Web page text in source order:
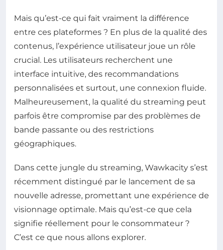
Mais qu’est-ce qui fait vraiment la différence
entre ces plateformes ? En plus de la qualité des
contenus, l’expérience utilisateur joue un rôle
crucial. Les utilisateurs recherchent une
interface intuitive, des recommandations
personnalisées et surtout, une connexion fluide.
Malheureusement, la qualité du streaming peut
parfois être compromise par des problèmes de
bande passante ou des restrictions
géographiques.
Dans cette jungle du streaming, Wawkacity s’est
récemment distingué par le lancement de sa
nouvelle adresse, promettant une expérience de
visionnage optimale. Mais qu’est-ce que cela
signifie réellement pour le consommateur ?
C’est ce que nous allons explorer.